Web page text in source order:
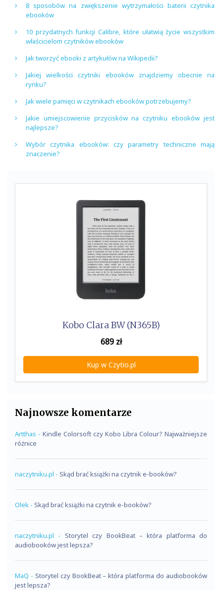
8 sposobów na zwiększenie wytrzymałości baterii czytnika
ebooków
10 przydatnych funkcji Calibre, które ułatwią życie wszystkim
właścicielom czytników ebooków
Jak tworzyć ebooki z artykułów na Wikipedii?
Jakiej wielkości czytniki ebooków znajdziemy obecnie na
rynku?
Jak wiele pamięci w czytnikach ebooków potrzebujemy?
Jakie umiejscowienie przycisków na czytniku ebooków jest
najlepsze?
Wybór czytnika ebooków: czy parametry techniczne mają
znaczenie?
Kobo Clara BW (N365B)
689zł
Kup w Czytio.pl
Najnowsze komentarze
Artthas - Kindle Colorsoft czy Kobo Libra Colour? Najważniejsze
różnice
naczytniku.pl - Skąd brać książki na czytnik e-booków?
Olek - Skąd brać książki na czytnik e-booków?
naczytniku.pl - Storytel czy BookBeat – która platforma do
audiobooków jest lepsza?
MaQ - Storytel czy BookBeat – która platforma do audiobooków
jest lepsza?